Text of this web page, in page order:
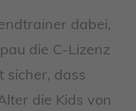
dabei,
die C-Lizenz
sicher, dass
die Kids von